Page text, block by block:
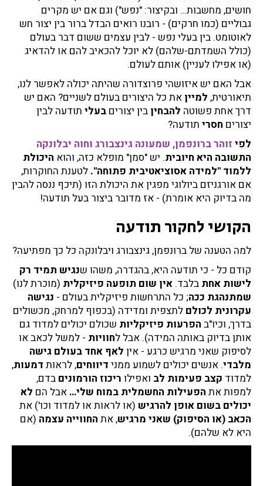
חושים, מחשבות… ובקיצור: "נפש") וגם אם יש מקרים
גבוליים (כמו חרקים) - רובנו רואים הבדל ברור בין יצור חש
לאוטומט. בין בעלי נפש - לבין עצמים ששום דבר בעולם
(כולל השמדתם-שלהם) לא יוכל להכאיב להם או להדאיג
(או אפילו לעניין) אותם לעולם.
אבל האם יש איזושהי פרוצדורה שהיתה יכולה לאפשר לנו,
תיאורטית, למיין את כל היצורים בעולם לשניים? האם יש
דרך אחת פשוטה להבחין בין יצורים בעלי תודעה לבין
יצורים חסרי תודעה?
לפי זוהר ברונפמן, שמעונה גינצבורג וחוה יבלונקה
התשובה היא חיובית. יש "סמן" מופלא כזה, והוא היכולת
ללמוד "למידה אסוציאטיבית פתוחה". לטענת החוקרות,
אם אורגניזם ביולוגי מפגין את היכולת הזו (תיכף ננסה להבין
מה בדיוק היא אומרת) - אז מדובר ביצור בעל תודעה!
הקושי לחקור תודעה
למה הטענה של ברונפמן, גינצבורג ויבלונקה כל כך מפתיעה?
קודם כל - כי תודעה היא, בהגדרה, משהו שנגיש תמיד רק
לישות אחת בלבד. אין שום תופעה פיזיקלית (מוכרת לנו)
שמתנהגת ככה; כל התרחשות פיזיקלית בעולם - נגישה
עקרונית לכולם לתצפית ומדידה (בכפוף למרחק, מכשולים
בדרך, וכיו"ב הפרעות פיזיקליות שכולם יכולים למדוד גם
אותן בדיוק באותה המידה). אבל לחוויות - למשל לכאב או
לסיפוק שאני מרגיש כרגע - אין לאף אחד בעולם גישה
מלבדי. אנשים יכולים לשמוע ממני דיווחים, לראות דמעות,
למדוד קצב פעימות לב ואפילו ריכוז הורמונים בדם,
למפות את הפעילות החשמלית במוח שלי… אבל הם לא
יכולים בשום אופן להרגיש (או לראות או למדוד וכו') את
הכאב (או הסיפוק) שאני מרגיש, את החווייה עצמה (אם
היא לא שלהם).